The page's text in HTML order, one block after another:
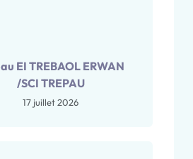
EI TREBAOL ERWAN
/SCI TREPAU
17 juillet 2026